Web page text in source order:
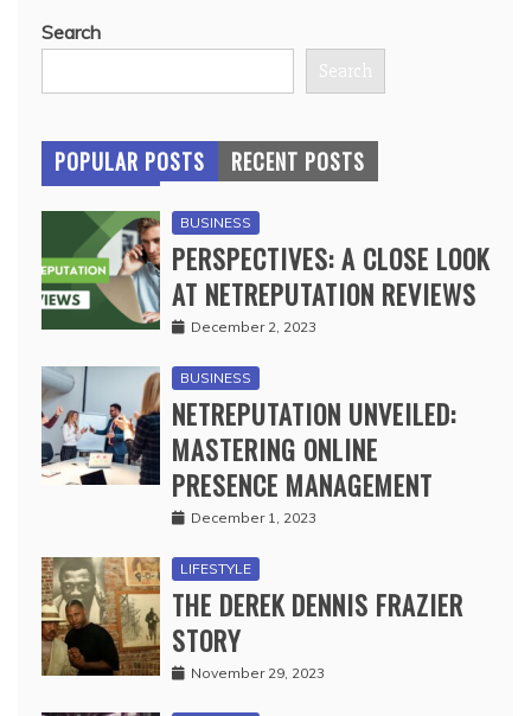
Search
Search
POPULAR POSTS RECENT POSTS
BUSINESS
PERSPECTIVES: A CLOSE LOOK
AT NETREPUTATION REVIEWS
December 2, 2023
BUSINESS
NETREPUTATION UNVEILED:
MASTERING ONLINE
PRESENCE MANAGEMENT
December 1, 2023
LIFESTYLE
THE DEREK DENNIS FRAZIER
STORY
November 29, 2023